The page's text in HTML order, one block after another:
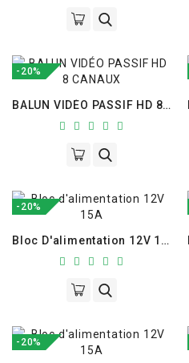
-20%
BALUN VIDÉO PASSIF HD 8 CANAUX
-20%
Bloc D'alimentation 12V 15A
-20%